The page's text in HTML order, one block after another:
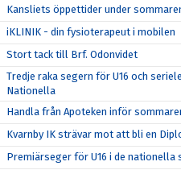
Kansliets öppettider under
iKLINIK - din fysioterapeut i mobilen
Stort tack till Brf. Odonvidet
Tredje raka segern för U16 och
Nationella
Handla från Apoteken inför
Kvarnby IK strävar mot att bli en
Premiärseger för U16 i de nationella